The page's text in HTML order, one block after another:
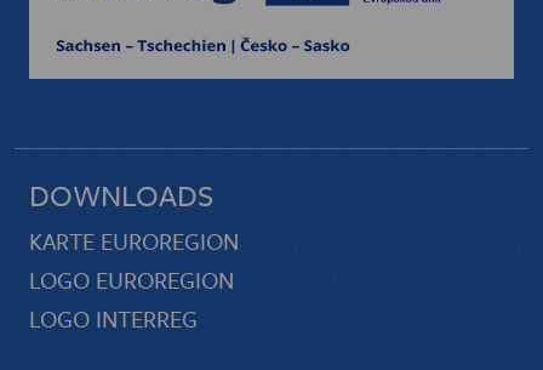
DOWNLOADS
KARTE EUROREGION
LOGO EUROREGION
LOGO INTERREG